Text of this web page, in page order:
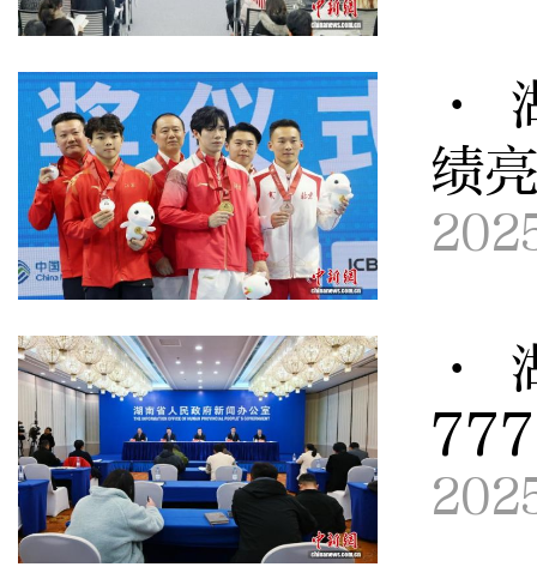
·
绩
·